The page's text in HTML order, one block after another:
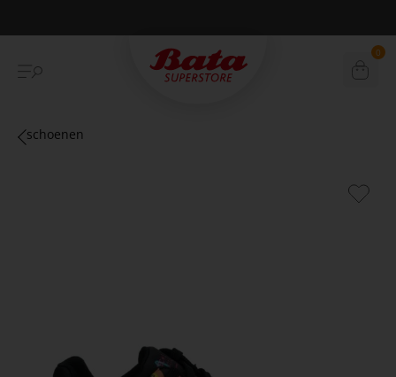
Betaal achteraf met Klarna 0
schoenen